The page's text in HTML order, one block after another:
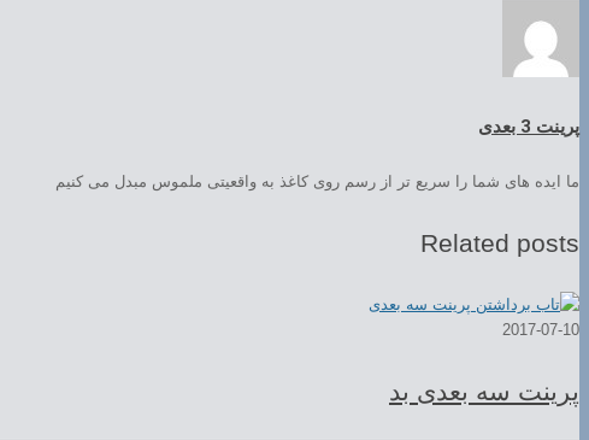
پرینت 3 بعدی
ما ایده های شما را سریع تر از رسم روی کاغذ به واقعیتی ملموس مبدل می کنیم
Related posts
2017-07-10
پرینت سه بعدی بد